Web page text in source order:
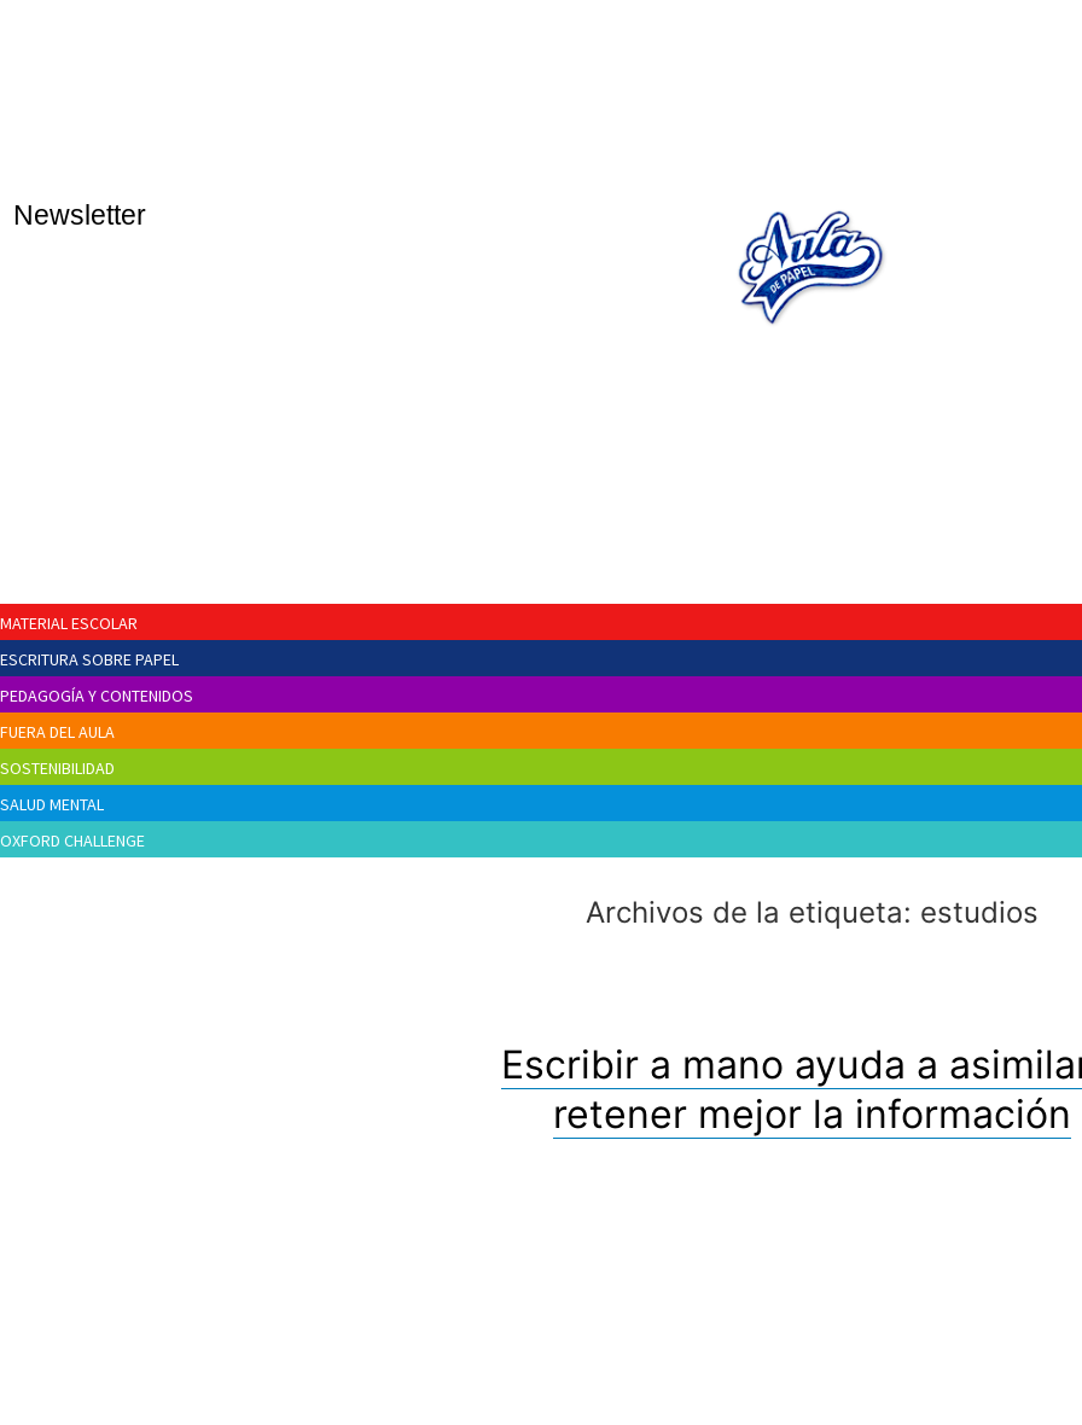
Newsletter
MATERIAL ESCOLAR
ESCRITURA SOBRE PAPEL
PEDAGOGÍA Y CONTENIDOS
FUERA DEL AULA
SOSTENIBILIDAD
SALUD MENTAL
OXFORD CHALLENGE
Archivos de la etiqueta: estudios
Escribir a mano ayuda a
retener mejor la información